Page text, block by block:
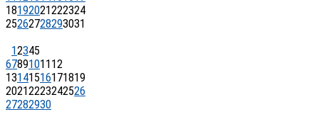
18192021222324
25262728293031
12345
67891011 12
13141516171819
20212223242526
27282930